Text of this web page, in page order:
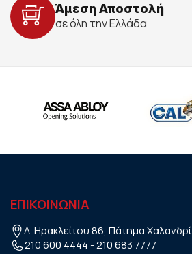
Άμεση Αποστολή
σε όλη την Ελλάδα
ΕΠΙΚΟΙΝΩΝΙΑ
Λ. Ηρακλείτου 86, Πάτημα
210 600 4444 -210 683 7777